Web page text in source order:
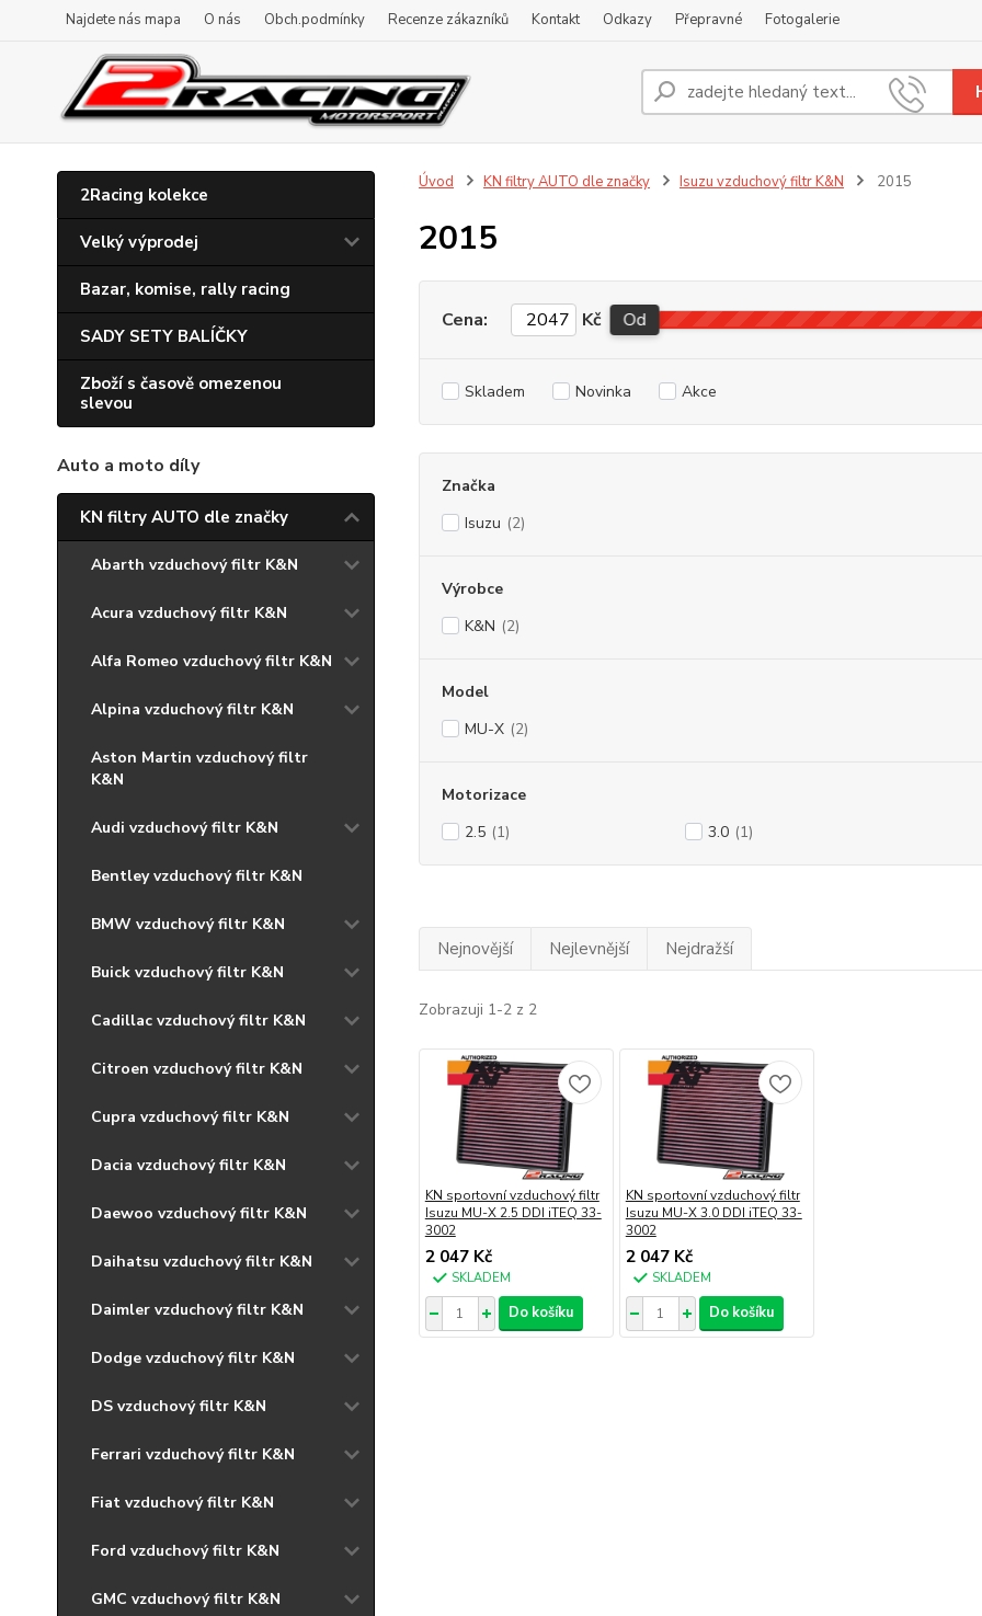
Najdete nás mapa O nás Obch.podmínky Recenze zákazníků Kontakt Odkazy Přepravné Fotogalerie
2Racing kolekce
Velký výprodej
Bazar, komise, rally racing
SADY SETY BALÍČKY
Zboží s časově omezenou
slevou
Auto a moto díly
KN filtry AUTO dle značky
Abarth vzduchový filtr K&N
Acura vzduchový filtr K&N
Alfa Romeo vzduchový filtr K&N
Alpina vzduchový filtr K&N
Aston Martin vzduchový filtr
K&N
Audi vzduchový filtr K&N
Bentley vzduchový filtr K&N
BMW vzduchový filtr K&N
Buick vzduchový filtr K&N
Cadillac vzduchový filtr K&N
Citroen vzduchový filtr K&N
Cupra vzduchový filtr K&N
Dacia vzduchový filtr K&N
Daewoo vzduchový filtr K&N
Daihatsu vzduchový filtr K&N
Daimler vzduchový filtr K&N
Dodge vzduchový filtr K&N
DS vzduchový filtr K&N
Ferrari vzduchový filtr K&N
Fiat vzduchový filtr K&N
Ford vzduchový filtr K&N
GMC vzduchový filtr K&N
Úvod KN filtry AUTO dle značky Isuzu vzduchový filtr K&N 2015
2015
Cena: Kč Od
Skladem Novinka Akce
Značka
Isuzu (2)
Výrobce
K&N (2)
Model
MU-X (2)
Motorizace
2.5 (1) 3.0 (1)
Nejnovější Nejlevnější Nejdražší
Zobrazuji 1-2 z 2
KN sportovní vzduchový filtr
Isuzu MU-X 2.5 DDI iTEQ 33-
3002
2 047 Kč
SKLADEM
Do košíku
KN sportovní vzduchový filtr
Isuzu MU-X 3.0 DDI iTEQ 33-
3002
2 047 Kč
SKLADEM
Do košíku